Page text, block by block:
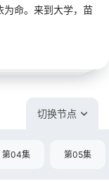
为命。来到大学，苗
切换节点
第04集 第05集